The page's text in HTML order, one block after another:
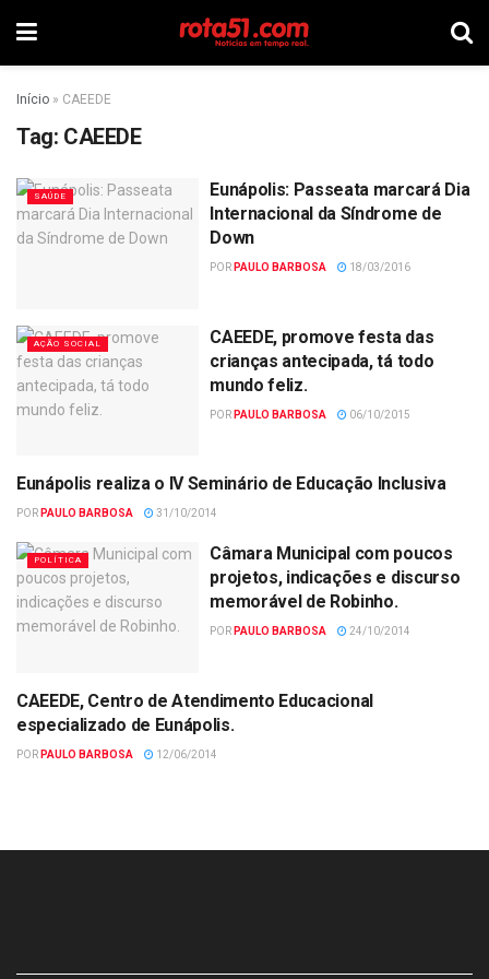
Início » CAEEDE
Tag: CAEEDE
SAÚDE
Eunápolis: Passeata marcará Dia
Internacional da Síndrome de
Down
POR PAULO BARBOSA 18/03/2016
AÇÃO SOCIAL
CAEEDE, promove festa das
crianças antecipada, tá todo
mundo feliz.
POR PAULO BARBOSA 06/10/2015
EDUCAÇÃO
Eunápolis realiza o IV Seminário de Educação Inclusiva
POR PAULO BARBOSA 31/10/2014
POLÍTICA
Câmara Municipal com poucos
projetos, indicações e discurso
memorável de Robinho.
POR PAULO BARBOSA 24/10/2014
ADMINISTRAÇÃO
CAEEDE, Centro de Atendimento Educacional
especializado de Eunápolis.
POR PAULO BARBOSA 12/06/2014